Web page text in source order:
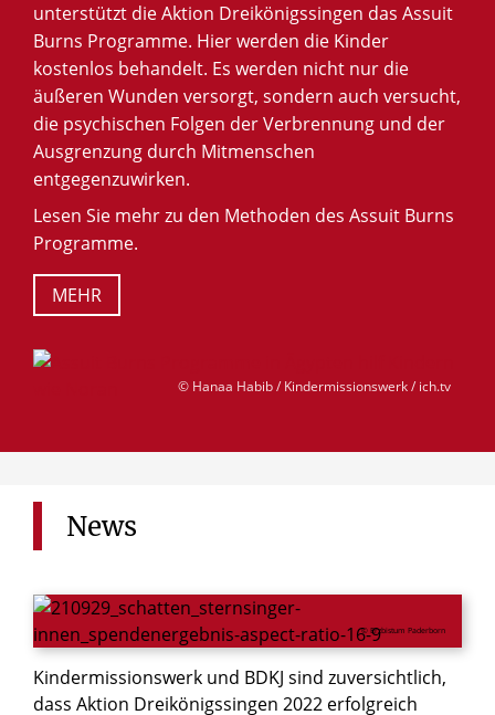
© Hanaa Habib / Kindermissionswerk / ich.tv
unterstützt die Aktion Dreikönigssingen das Assuit
Burns Programme. Hier werden die Kinder
kostenlos behandelt. Es werden nicht nur die
äußeren Wunden versorgt, sondern auch versucht,
die psychischen Folgen der Verbrennung und der
Ausgrenzung durch Mitmenschen
entgegenzuwirken.
Lesen Sie mehr zu den Methoden des Assuit Burns
Programme.
MEHR
News
© Erzbistum Paderborn
Kindermissionswerk und BDKJ sind zuversichtlich,
dass Aktion Dreikönigssingen 2022 erfolgreich